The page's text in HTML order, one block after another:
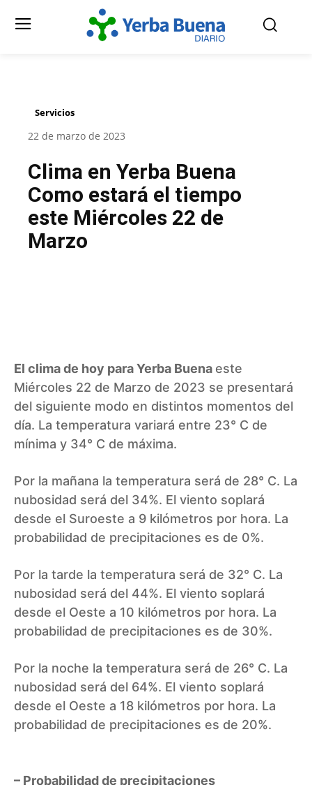
Servicios
22 de marzo de 2023
Clima en Yerba Buena
Como estará el tiempo
este Miércoles 22 de
Marzo
El clima de hoy para Yerba Buena este
Miércoles 22 de Marzo de 2023 se presentará
del siguiente modo en distintos momentos del
día. La temperatura variará entre 23° C de
mínima y 34° C de máxima.
Por la mañana la temperatura será de 28° C. La
nubosidad será del 34%. El viento soplará
desde el Suroeste a 9 kilómetros por hora. La
probabilidad de precipitaciones es de 0%.
Por la tarde la temperatura será de 32° C. La
nubosidad será del 44%. El viento soplará
desde el Oeste a 10 kilómetros por hora. La
probabilidad de precipitaciones es de 30%.
Por la noche la temperatura será de 26° C. La
nubosidad será del 64%. El viento soplará
desde el Oeste a 18 kilómetros por hora. La
probabilidad de precipitaciones es de 20%.
– Probabilidad de precipitaciones